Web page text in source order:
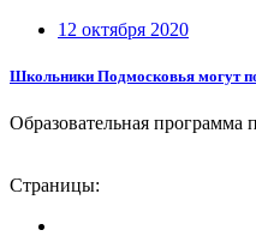
12 октября 2020
Школьники Подмосковья могут
Образовательная программа
Страницы: